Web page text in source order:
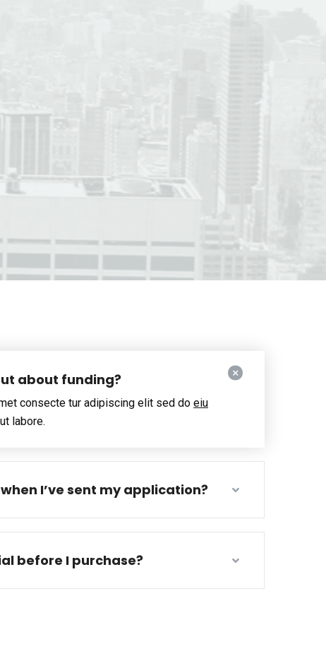
about funding?
consecte tur adipiscing elit sed do eiu
ut labore.
I’ve sent my application?
before I purchase?